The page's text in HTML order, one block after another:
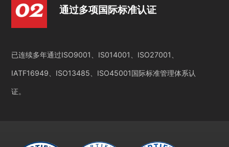
通过多项国际标准认证
已连续多年通过ISO9001、IS014001、ISO27001、
IATF16949、ISO13485、ISO45001国际标准管理体系认
证。